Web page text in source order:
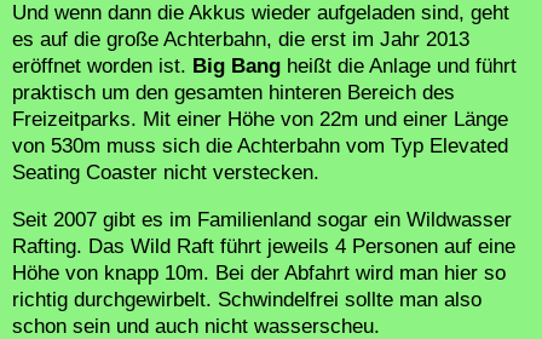
Und wenn dann die Akkus wieder aufgeladen sind, geht
es auf die große Achterbahn, die erst im Jahr 2013
eröffnet worden ist. Big Bang heißt die Anlage und führt
praktisch um den gesamten hinteren Bereich des
Freizeitparks. Mit einer Höhe von 22m und einer Länge
von 530m muss sich die Achterbahn vom Typ Elevated
Seating Coaster nicht verstecken.
Seit 2007 gibt es im Familienland sogar ein Wildwasser
Rafting. Das Wild Raft führt jeweils 4 Personen auf eine
Höhe von knapp 10m. Bei der Abfahrt wird man hier so
richtig durchgewirbelt. Schwindelfrei sollte man also
schon sein und auch nicht wasserscheu.